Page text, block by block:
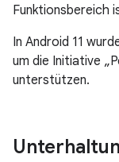
Funktionsbereich
In Android 11
um die Initiative
unterstützen.